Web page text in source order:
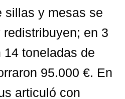
sillas y mesas se
en 3
toneladas de
95.000 €. En
articuló con